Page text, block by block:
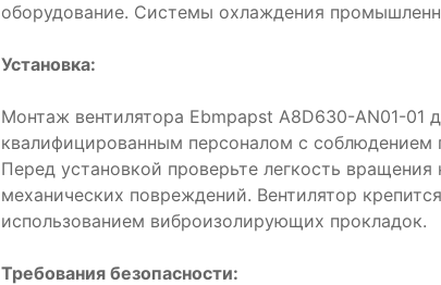
оборудование. Системы охлаждения
Установка:
Монтаж вентилятора Ebmpapst A8D630-AN01-01
квалифицированным персоналом с соблюдением
Перед установкой проверьте легкость вращения
механических повреждений. Вентилятор
использованием виброизолирующих прокладок.
Требования безопасности: